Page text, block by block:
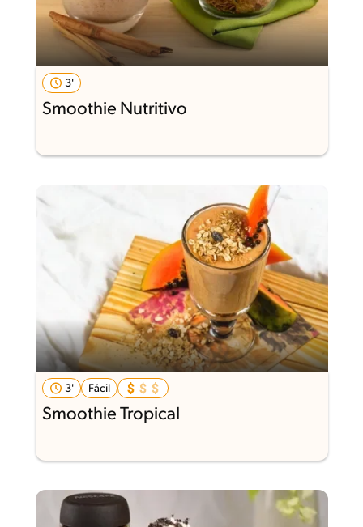
3'
Smoothie Nutritivo
3' Fácil
Smoothie Tropical